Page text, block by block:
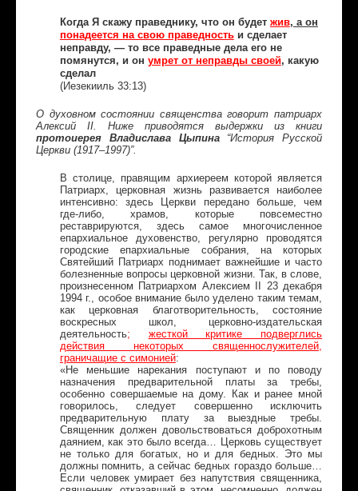
Когда Я скажу праведнику, что он будет жив, а он
понадеется на свою праведностьи сделает
неправду, — то все праведные дела его не
помянутся, и он умрет от неправды своей, какую
сделал
(Иезекииль 33:13)
О духовном состоянии священства говорит патриарх
Алексий II. Ниже приводятся выдержки из книги
протоиерея Владислава Цыпина“История Русской
Церкви (1917–1997)”.
В столице, правящим архиереем которой является
Патриарх, церковная жизнь развивается наиболее
интенсивно: здесь Церкви передано больше, чем
где-либо, храмов, которые повсеместно
реставрируются, здесь самое многочисленное
епархиальное духовенство, регулярно проводятся
городские епархиальные собрания, на которых
Святейший Патриарх поднимает важнейшие и часто
болезненные вопросы церковной жизни. Так, в слове,
произнесенном Патриархом Алексием II 23 декабря
1994 г., особое внимание было уделено таким темам,
как церковная благотворительность, состояние
воскресных школ, церковно-издательская
деятельность; жесткой критике подверглись
действия некоторых священнослужителей,
граничащие с симонией:
«Не меньшие нарекания поступают и по поводу
назначения предварительной платы за требы,
особенно совершаемые на дому. Как и ранее мной
говорилось, следует совершенно исключить
предварительную плату за выездные требы.
Священник должен довольствоваться доброхотным
даянием, как это было всегда… Церковь существует
не только для богатых, но и для бедных. Это мы
должны помнить, а сейчас бедных гораздо больше…
Если человек умирает без напутствия священника,